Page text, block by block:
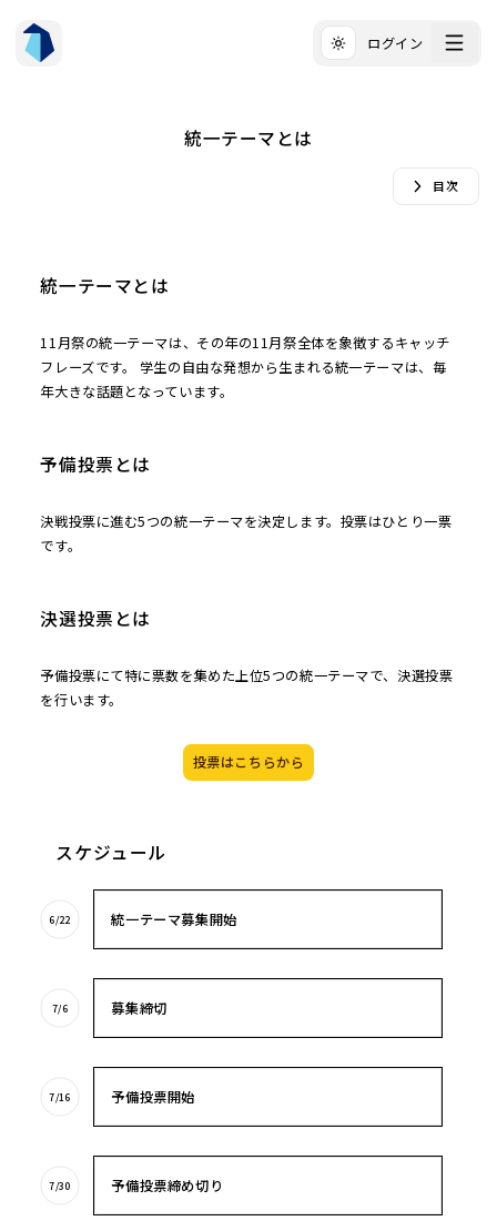
テーマ切り替え
ログイン
統一テーマとは
目次
統一テーマとは
11月祭の統一テーマは、その年の11月祭全体を象徴するキャッチ
フレーズです。 学生の自由な発想から生まれる統一テーマは、毎
年大きな話題となっています。
予備投票とは
決戦投票に進む5つの統一テーマを決定します。投票はひとり一票
です。
決選投票とは
予備投票にて特に票数を集めた上位5つの統一テーマで、決選投票
を行います。
投票はこちらから
スケジュール
6/22 統一テーマ募集開始
7/6 募集締切
7/16 予備投票開始
7/30 予備投票締め切り